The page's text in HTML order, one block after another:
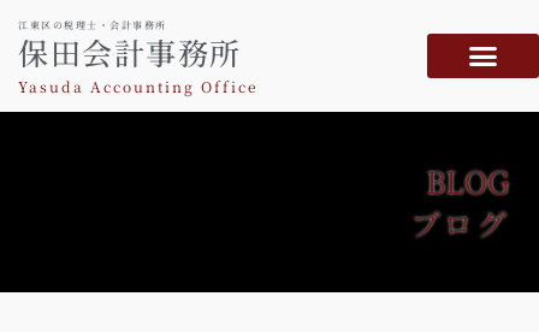
江東区の税理士・会計事務所
保田会計事務所
Yasuda Accounting Office
BLOG
ブログ